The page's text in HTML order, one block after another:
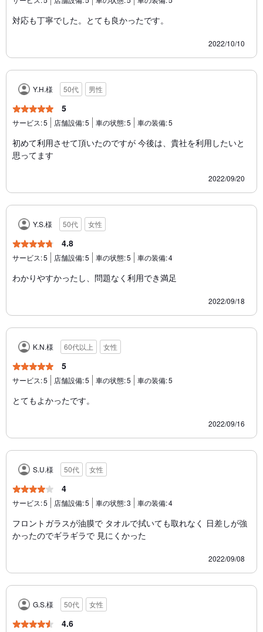
対応も丁寧でした。とても良かったです。
2022/10/10
Y.H.様 50代 男性
5
サービス:5 店舗設備:5 車の状態:5 車の装備:5
初めて利用させて頂いたのですが 今後は、貴社を利用したいと
思ってます
2022/09/20
Y.S.様 50代 女性
4.8
サービス:5 店舗設備:5 車の状態:5 車の装備:4
わかりやすかったし、問題なく利用でき満足
2022/09/18
K.N.様 60代以上 女性
5
サービス:5 店舗設備:5 車の状態:5 車の装備:5
とてもよかったです。
2022/09/16
S.U.様 50代 女性
4
サービス:5 店舗設備:5 車の状態:3 車の装備:4
フロントガラスが油膜で タオルで拭いても取れなく 日差しが強
かったのでギラギラで 見にくかった
2022/09/08
G.S.様 50代 女性
4.6